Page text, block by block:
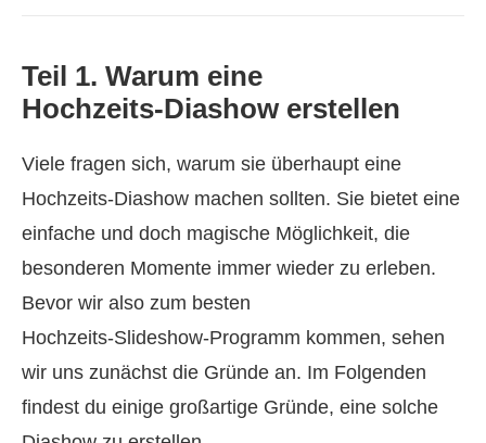
Teil 1. Warum eine
Hochzeits‑Diashow erstellen
Viele fragen sich, warum sie überhaupt eine
Hochzeits‑Diashow machen sollten. Sie bietet eine
einfache und doch magische Möglichkeit, die
besonderen Momente immer wieder zu erleben.
Bevor wir also zum besten
Hochzeits‑Slideshow‑Programm kommen, sehen
wir uns zunächst die Gründe an. Im Folgenden
findest du einige großartige Gründe, eine solche